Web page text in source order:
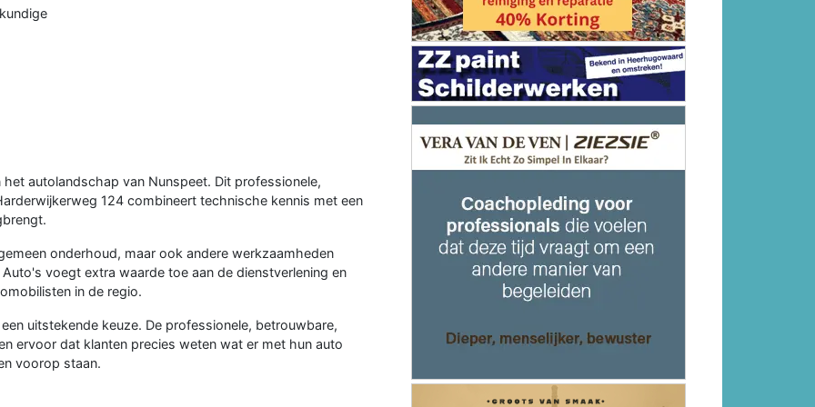
autolandschap van Nunspeet. Dit professionele,
124 combineert technische kennis met een
onderhoud, maar ook andere werkzaamheden
voegt extra waarde toe aan de dienstverlening en
in de regio.
uitstekende keuze. De professionele, betrouwbare,
ervoor dat klanten precies weten wat er met hun auto
voorop staan.